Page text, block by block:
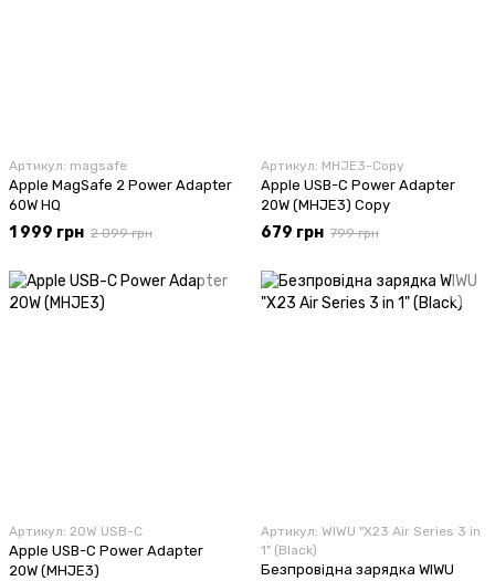
Артикул: magsafe
Apple MagSafe 2 Power Adapter
60W HQ
1 999 грн 2 099 грн
Артикул: MHJE3-Copy
Apple USB-C Power Adapter
20W (MHJE3) Copy
679 грн 799 грн
Артикул: 20W USB-C
Apple USB-C Power Adapter
20W (MHJE3)
Артикул: WIWU "X23 Air Series 3 in
1" (Black)
Безпровідна зарядка WIWU